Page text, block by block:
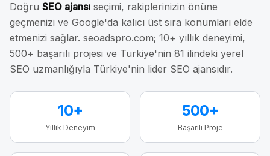
Doğru SEO ajansı seçimi, rakiplerinizin önüne
geçmenizi ve Google'da kalıcı üst sıra konumları elde
etmenizi sağlar. seoadspro.com; 10+ yıllık deneyimi,
500+ başarılı projesi ve Türkiye'nin 81 ilindeki yerel
SEO uzmanlığıyla Türkiye'nin lider SEO ajansıdır.
10+
Yıllık Deneyim
500+
Başarılı Proje